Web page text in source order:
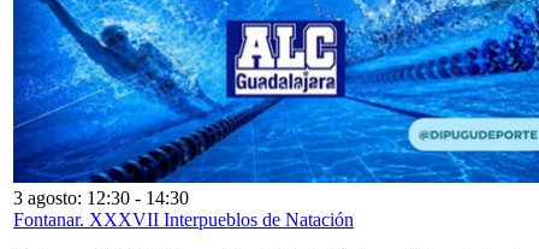
3 agosto: 12:30 - 14:30
Fontanar. XXXVII Interpueblos de Natación